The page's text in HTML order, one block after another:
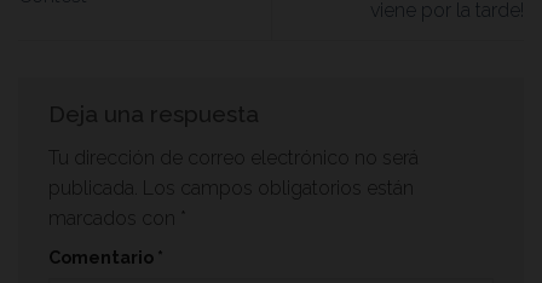
viene por la tarde!
Tu dirección de correo electrónico no será
publicada.
Los campos obligatorios están
marcados con
*
Comentario *